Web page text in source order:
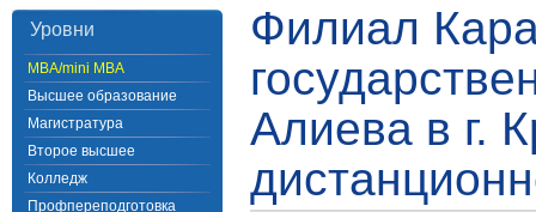
Уровни
MBA/mini MBA
Высшее образование
Магистратура
Второе высшее
Колледж
Профпереподготовка
Филиал
Алиева в г.